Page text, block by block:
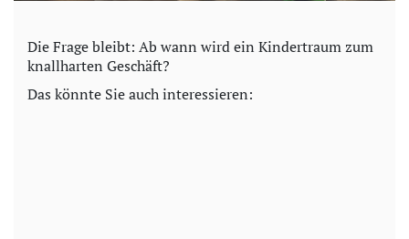
Die Frage bleibt: Ab wann wird ein Kindertraum zum
knallharten Geschäft?
Das könnte Sie auch interessieren: